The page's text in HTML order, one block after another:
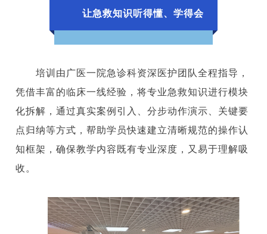
让急救知识听得懂、学得会
培训由广医一院急诊科资深医护团队全程指导，
凭借丰富的临床一线经验，将专业急救知识进行模块
化拆解，通过真实案例引入、分步动作演示、关键要
点归纳等方式，帮助学员快速建立清晰规范的操作认
知框架，确保教学内容既有专业深度，又易于理解吸
收。